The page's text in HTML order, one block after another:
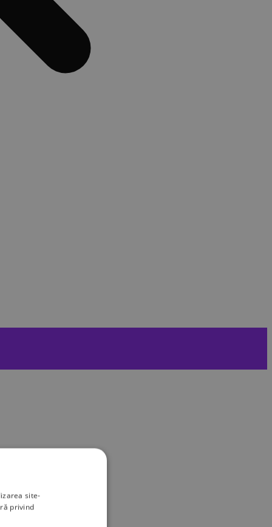
site-
privind